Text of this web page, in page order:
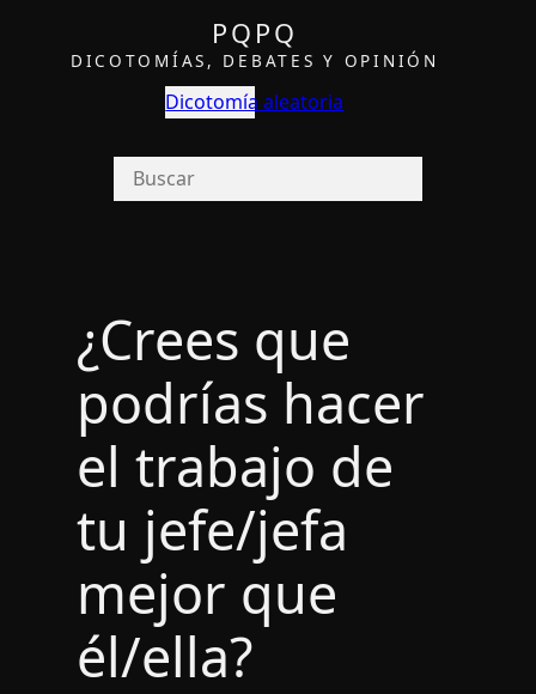
PQPQ
DICOTOMÍAS, DEBATES Y OPINIÓN
Dicotomía aleatoria
¿Crees que
podrí­as hacer
el trabajo de
tu jefe/jefa
mejor que
él/ella?